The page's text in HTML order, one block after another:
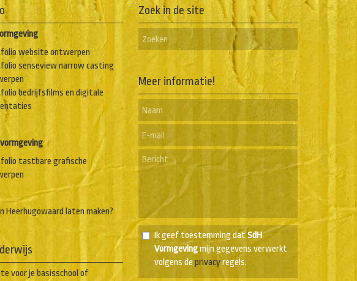
website ontwerpen
senseview narrow casting
bedrijfsfilms en digitale
tastbare grafische
Heerhugowaard laten maken?
voor je basisschool of
Zoek in de site
Meer informatie!
Ik geef toestemming datSdH
Vormgevingmijn gegevens verwerkt
volgens de privacyregels.